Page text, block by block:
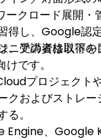
ークロード展開・
得し、Google認
ニアの資格取得
です。
、受講者は以下
プロジェクト
クおよびストレ
る。
Engine、Google